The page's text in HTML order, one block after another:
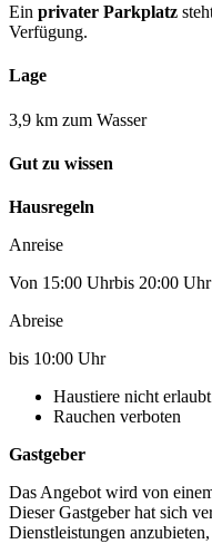
Ein privater Parkplatz
Verfügung.
Lage
3,9 km zum Wasser
Gut zu wissen
Hausregeln
Anreise
Von 15:00 Uhrbis 20:00 Uhr
Abreise
bis 10:00 Uhr
Haustiere nicht erlaubt
Rauchen verboten
Gastgeber
Das Angebot wird von
Dieser Gastgeber hat sich
Dienstleistungen